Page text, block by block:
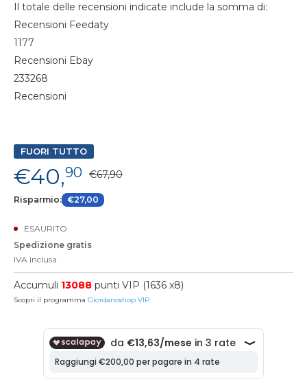
Il totale delle recensioni indicate include la somma di:
Recensioni Feedaty
1177
Recensioni Ebay
233268
Recensioni
FUORI TUTTO
€40,90 €67,90
Risparmio: €27,00
ESAURITO
Spedizione gratis
IVA inclusa
Accumuli 13088 punti VIP (1636 x8)
Scopri il programma Giordanoshop VIP